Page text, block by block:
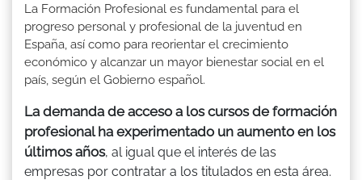
La Formación Profesional es fundamental para el
progreso personal y profesional de la juventud en
España, así como para reorientar el crecimiento
económico y alcanzar un mayor bienestar social en el
país, según el Gobierno español.
La demanda de acceso a los cursos de formación
profesional ha experimentado un aumento en los
últimos años, al igual que el interés de las
empresas por contratar a los titulados en esta área.